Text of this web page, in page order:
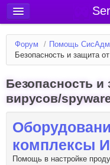
Добавить сервер
Мониторинг серверов
Форум
Вход в аккаунт
Форум / Помощь
Безопасность и защита
Безопасность и
вирусов/
комплексы
Помощь в настройке